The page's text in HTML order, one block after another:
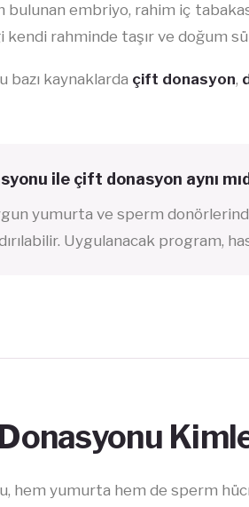
embriyo, rahim iç
kendi rahminde taşır ve doğum
bazı kaynaklarda çift donasyon,
ile çift donasyon aynı
yumurta ve sperm
Uygulanacak program,
hem yumurta hem de sperm